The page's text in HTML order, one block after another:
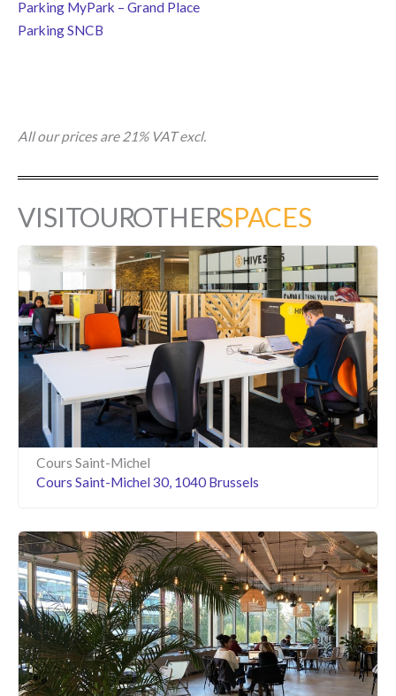
Parking MyPark – Grand Place
Parking SNCB
All our prices are 21% VAT excl.
VISIT OUR OTHERSPACES
Cours Saint-Michel
Cours Saint-Michel 30, 1040 Brussels